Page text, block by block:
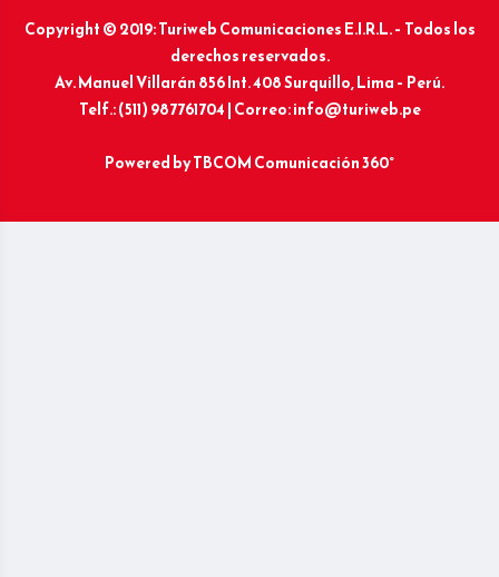
Copyright © 2019: Turiweb Comunicaciones E.I.R.L. – Todos los
derechos reservados.
Av. Manuel Villarán 856 Int. 408 Surquillo, Lima – Perú.
Telf.: (511) 987761704 | Correo: info@turiweb.pe
Powered byTBCOM Comunicación 360°